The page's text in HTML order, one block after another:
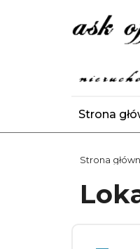
Strona
Strona